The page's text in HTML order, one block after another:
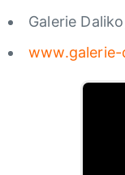
Galerie